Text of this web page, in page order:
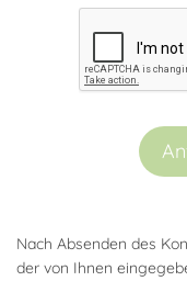
Nach Absenden des
der von Ihnen